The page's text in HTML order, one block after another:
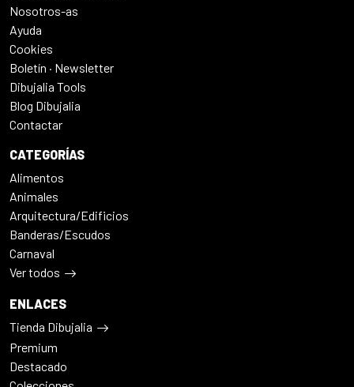
Nosotros-as
Ayuda
Cookies
Boletín · Newsletter
Dibujalia Tools
Blog Dibujalia
Contactar
CATEGORÍAS
Alimentos
Animales
Arquitectura/Edificios
Banderas/Escudos
Carnaval
Ver todos
ENLACES
Tienda Dibujalia
Premium
Destacado